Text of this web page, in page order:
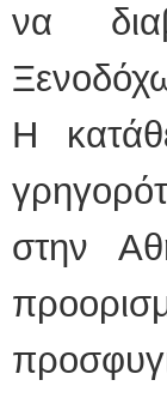
να
Η
στην